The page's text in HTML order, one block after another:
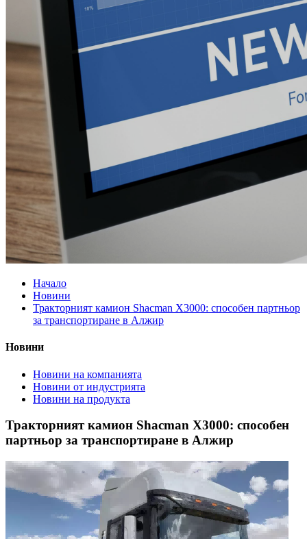
Начало
Новини
Тракторният камион Shacman X3000: способен партньор
за транспортиране в Алжир
Новини
Новини на компанията
Новини от индустрията
Новини на продукта
Тракторният камион Shacman X3000: способен
партньор за транспортиране в Алжир